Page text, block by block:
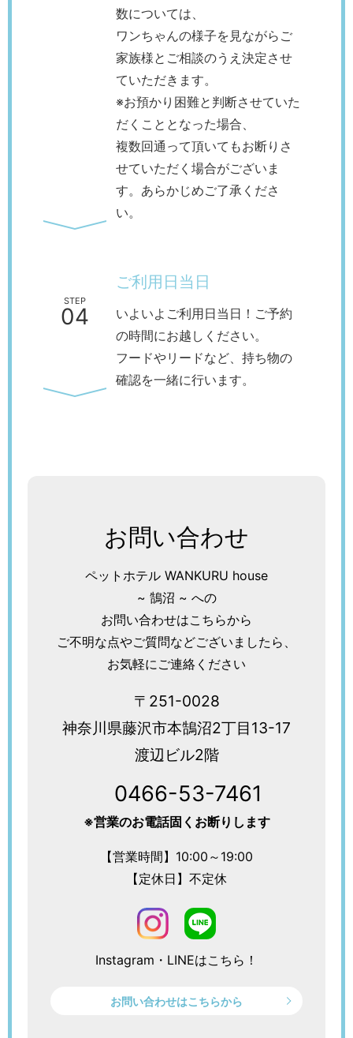
数については、
ワンちゃんの様子を見ながらご
家族様とご相談のうえ決定させ
ていただきます。
※お預かり困難と判断させていた
だくこととなった場合、
複数回通って頂いてもお断りさ
せていただく場合がございま
す。あらかじめご了承くださ
い。
STEP
04
ご利用日当日
いよいよご利用日当日！ご予約
の時間にお越しください。
フードやリードなど、持ち物の
確認を一緒に行います。
お問い合わせ
ペットホテル WANKURU house
~ 鵠沼 ~ への
お問い合わせはこちらから
ご不明な点やご質問などございましたら、
お気軽にご連絡ください
〒251-0028
神奈川県藤沢市本鵠沼2丁目13-17
渡辺ビル2階
0466-53-7461
※営業のお電話固くお断りします
【営業時間】10:00～19:00
【定休日】不定休
Instagram・LINEはこちら！
お問い合わせはこちらから